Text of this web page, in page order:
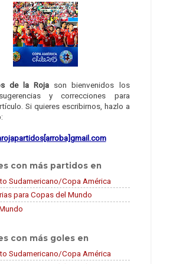
de la Roja son bienvenidos los
y correcciones para
Si quieres escribirnos, hazlo a
con más partidos en
Sudamericano/Copa América
para Copas del Mundo
con más goles en
Sudamericano/Copa América